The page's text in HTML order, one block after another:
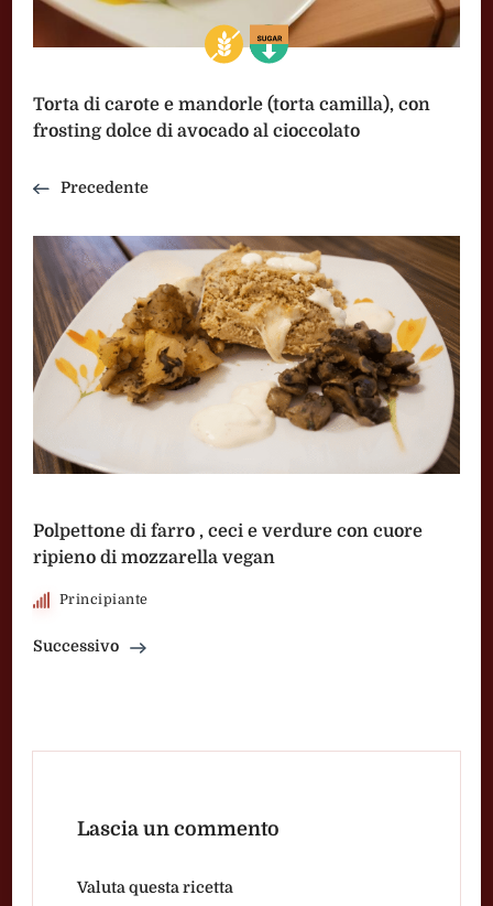
Torta di carote e mandorle (torta camilla), con
frosting dolce di avocado al cioccolato
Precedente
Polpettone di farro , ceci e verdure con cuore
ripieno di mozzarella vegan
Principiante
Successivo
Lascia un commento
Valuta questa ricetta